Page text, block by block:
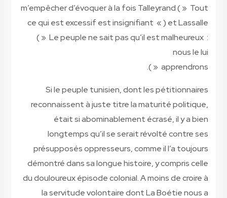
m’empêcher d’évoquer à la fois Talleyrand ( » Tout
ce qui est excessif est insignifiant « ) et Lassalle
( » Le peuple ne sait pas qu’il est malheureux :
nous le lui
apprendrons « ).
Si le peuple tunisien, dont les pétitionnaires
reconnaissent à juste titre la maturité politique,
était si abominablement écrasé, il y a bien
longtemps qu’il se serait révolté contre ses
présupposés oppresseurs, comme il l’a toujours
démontré dans sa longue histoire, y compris celle
du douloureux épisode colonial. A moins de croire à
la servitude volontaire dont La Boétie nous a